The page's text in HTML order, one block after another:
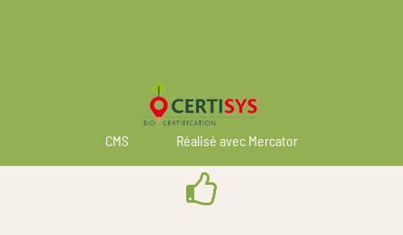
CMS Réalisé avec Mercator